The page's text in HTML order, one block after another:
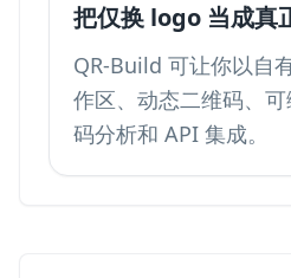
把仅换 logo 当成真
QR-Build 可让你以自
作区、动态二维码、
码分析和 API 集成。